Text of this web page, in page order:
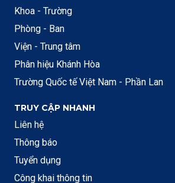
Khoa - Trường
Phòng - Ban
Viện - Trung tâm
Phân hiệu Khánh Hòa
Trường Quốc tế Việt Nam - Phần Lan
TRUY CẬP NHANH
Liên hệ
Thông báo
Tuyển dụng
Công khai thông tin